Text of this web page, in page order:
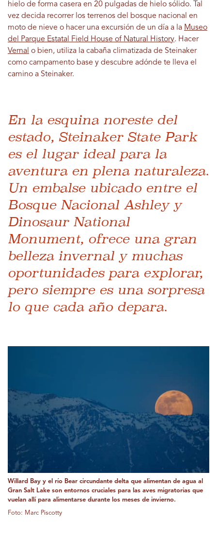
hielo de forma casera en 20 pulgadas de hielo sólido. Tal
vez decida recorrer los terrenos del bosque nacional en
moto de nieve o hacer una excursión de un día a la Museo
del Parque Estatal Field House of Natural History. Hacer
Vernal o bien, utiliza la cabaña climatizada de Steinaker
como campamento base y descubre adónde te lleva el
camino a Steinaker.
En la esquina noreste del
estado, Steinaker State Park
es el lugar ideal para la
aventura en plena naturaleza.
Un embalse ubicado entre el
Bosque Nacional Ashley y
Dinosaur National
Monument, ofrece una gran
belleza invernal y muchas
oportunidades para explorar,
pero siempre es una sorpresa
lo que cada año depara.
Willard Bay y el río Bear circundante delta que alimentan de agua al
Gran Salt Lake son entornos cruciales para las aves migratorias que
vuelan allí para alimentarse durante los meses de invierno.
Foto: Marc Piscotty